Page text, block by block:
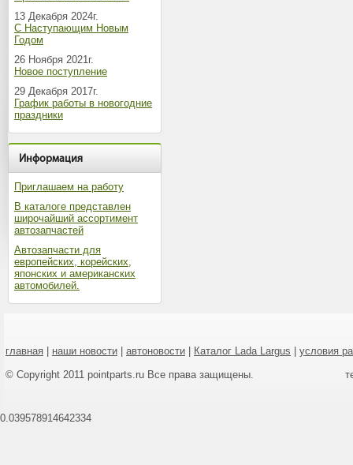
13 Декабря 2024г.
С Наступающим Новым
Годом
26 Ноября 2021г.
Новое поступление
29 Декабря 2017г.
График работы в новогодние
праздники
Информация
Приглашаем на работу
В каталоге представлен
широчайший ассортимент
автозапчастей
Автозапчасти для
европейских, корейских,
японских и американских
автомобилей.
главная наши новости автоновости Каталог Lada Largus
условия
© Copyright 2011 pointparts.ru Все права защищены.
0.039578914642334